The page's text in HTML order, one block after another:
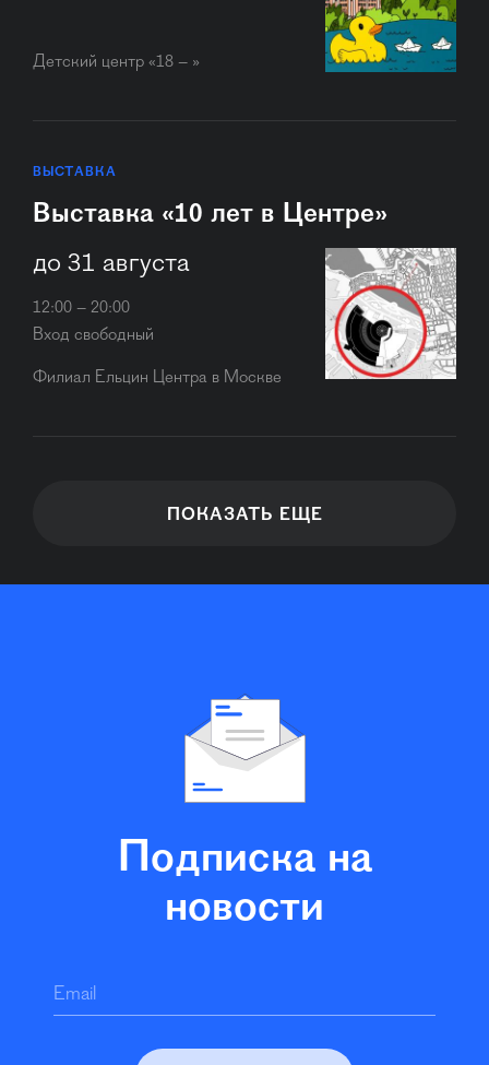
Детский центр «18 – »
ВЫСТАВКА
Выставка «10 лет в Центре»
до 31 августа
12:00 – 20:00
Вход свободный
Филиал Ельцин Центра в Москве
ПОКАЗАТЬ ЕЩЕ
Подписка на
новости
Email